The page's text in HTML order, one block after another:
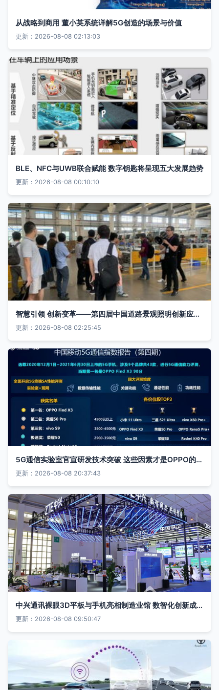
从战略到商用 董小英系统详解5G创造的场景与价值
更新：2026-08-08 02:13:03
BLE、NFC与UWB联合赋能 数字钥匙将呈现五大发展趋势
更新：2026-08-08 00:10:10
智慧引领 创新变革——第四届中国道路景观照明创新应用论坛在杭州胜利召开
更新：2026-08-08 02:25:45
5G通信实验室官宣研发技术突破 这些因素才是OPPO的5G发展利器
更新：2026-08-08 20:37:43
中兴通讯裸眼3D平板与手机亮相制造业馆 数智化创新成果引领通信技术新纪元
更新：2026-08-08 09:50:47